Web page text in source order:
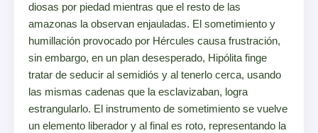
diosas por piedad mientras que el resto de las
amazonas la observan enjauladas. El sometimiento y
humillación provocado por Hércules causa frustración,
sin embargo, en un plan desesperado, Hipólita finge
tratar de seducir al semidiós y al tenerlo cerca, usando
las mismas cadenas que la esclavizaban, logra
estrangularlo. El instrumento de sometimiento se vuelve
un elemento liberador y al final es roto, representando la